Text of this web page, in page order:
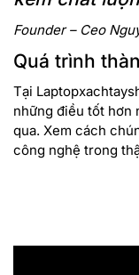
Founder – Ceo
Quá trình
Tại
những điều tốt hơn
qua. Xem cách
công nghệ trong